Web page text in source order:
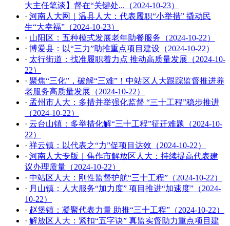
大主任笔谈】督在“关键处...（2024-10-23）
· 河南人大网｜温县人大：代表履职“小举措” 撬动民
生“大幸福”（2024-10-23）
· 山阳区：五种模式发展老年助餐服务（2024-10-22）
· 博爱县：以“三力”助推重点项目建设（2024-10-22）
· 太行街道：找准履职着力点 推动高质量发展（2024-10-
22）
· 聚焦“三化”，破解“三难”！中站区人大跟踪监督推进养
老服务高质量发展（2024-10-22）
· 孟州市人大：多措并举强化监督 “三十工程”稳步推进
（2024-10-22）
· 云台山镇：多举措化解“三十工程”征迁难题（2024-10-
22）
· 祥云镇：以代表之“力”促项目达效（2024-10-22）
· 河南人大专版｜焦作市解放区人大：持续提高代表建
议办理质量（2024-10-22）
· 中站区人大：刚性监督护航“三十工程”（2024-10-22）
· 月山镇：人大服务“加力度” 项目推进“加速度”（2024-
10-22）
· 赵堡镇：凝聚代表力量 助推“三十工程”（2024-10-22）
· 解放区人大：紧扣“五字诀” 真监实督助力重点项目建